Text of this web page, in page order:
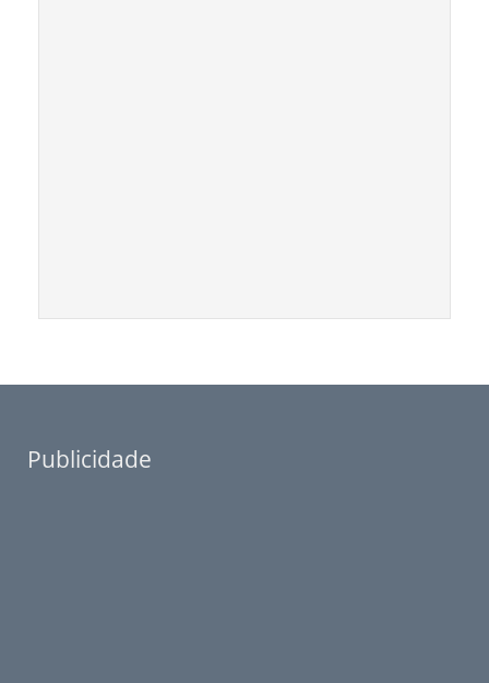
Publicidade